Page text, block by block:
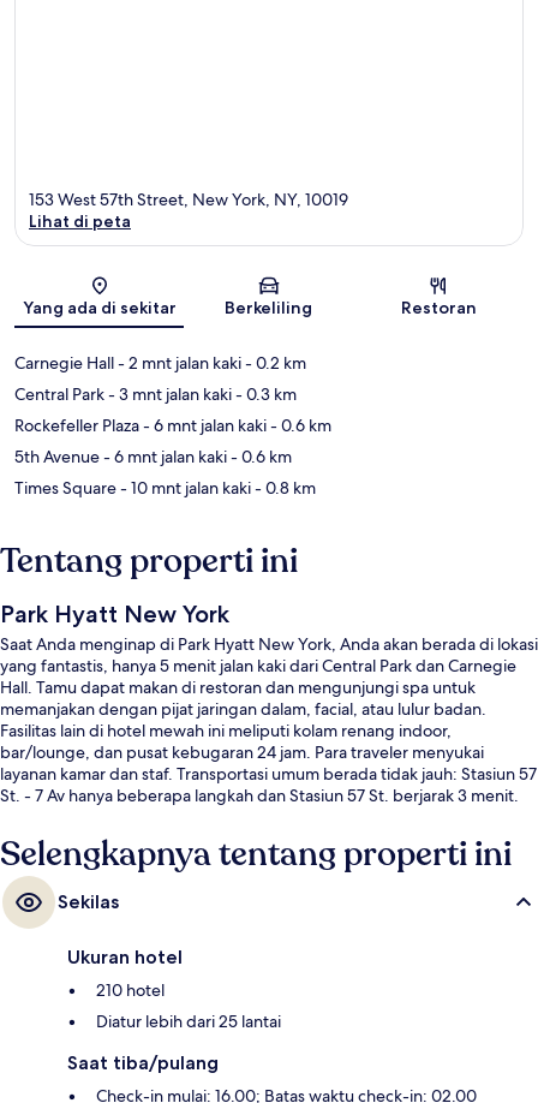
Peta
153 West 57th Street, New York, NY, 10019
Lihat di peta
Yang ada di sekitar Berkeliling Restoran
Carnegie Hall- 2 mnt jalan kaki- 0.2 km
Central Park- 3 mnt jalan kaki- 0.3 km
Rockefeller Plaza- 6 mnt jalan kaki- 0.6 km
5th Avenue- 6 mnt jalan kaki- 0.6 km
Times Square- 10 mnt jalan kaki- 0.8 km
Tentang properti ini
Park Hyatt New York
Saat Anda menginap di Park Hyatt New York, Anda akan berada di lokasi
yang fantastis, hanya 5 menit jalan kaki dari Central Park dan Carnegie
Hall. Tamu dapat makan di restoran dan mengunjungi spa untuk
memanjakan dengan pijat jaringan dalam, facial, atau lulur badan.
Fasilitas lain di hotel mewah ini meliputi kolam renang indoor,
bar/lounge, dan pusat kebugaran 24 jam. Para traveler menyukai
layanan kamar dan staf. Transportasi umum berada tidak jauh: Stasiun 57
St. - 7 Av hanya beberapa langkah dan Stasiun 57 St. berjarak 3 menit.
Selengkapnya tentang properti ini
Sekilas
Ukuran hotel
210 hotel
Diatur lebih dari 25 lantai
Saat tiba/pulang
Check-in mulai: 16.00; Batas waktu check-in: 02.00